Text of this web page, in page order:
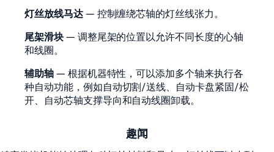
灯丝放线马达— 控制缠绕芯轴的灯丝线张力。
尾架滑块— 调整尾架的位置以允许不同长度的心轴
和线圈。
辅助轴— 根据机器特性，可以添加多个轴来执行各
种自动功能，例如自动切割/送线、自动卡盘紧固/松
开、自动芯轴支撑导向和自动线圈卸载。
趣闻